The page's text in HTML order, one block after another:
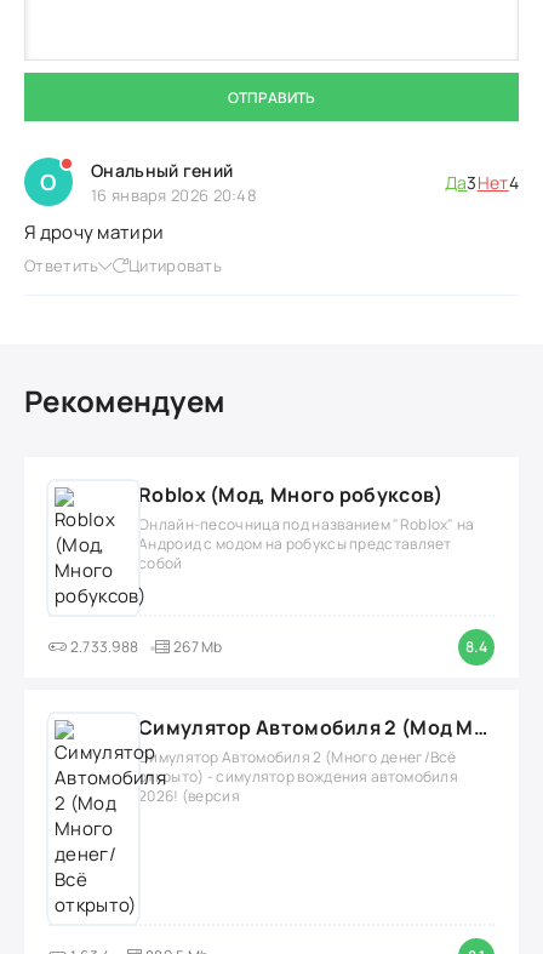
ОТПРАВИТЬ
О Ональный гений
16 января 2026 20:48
Да3Нет4
Я дрочу матири
Ответить Цитировать
Рекомендуем
Roblox (Мод, Много робуксов)
Онлайн-песочница под названием "Roblox" на
Андроид с модом на робуксы представляет
собой
2.733.988 267 Mb 8.4
Симулятор Автомобиля 2 (Мод Много денег/Всё открыто)
Симулятор Автомобиля 2 (Много денег/Всё
открыто) - симулятор вождения автомобиля
2026! (версия